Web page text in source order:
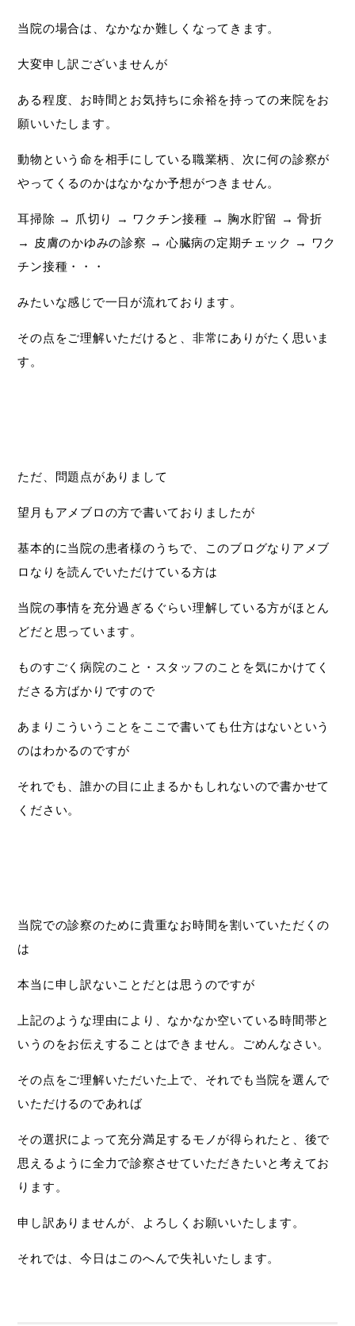
当院の場合は、なかなか難しくなってきます。
大変申し訳ございませんが
ある程度、お時間とお気持ちに余裕を持っての来院をお
願いいたします。
動物という命を相手にしている職業柄、次に何の診察が
やってくるのかはなかなか予想がつきません。
耳掃除 → 爪切り → ワクチン接種 → 胸水貯留 → 骨折
→ 皮膚のかゆみの診察 → 心臓病の定期チェック → ワク
チン接種・・・
みたいな感じで一日が流れております。
その点をご理解いただけると、非常にありがたく思いま
す。
ただ、問題点がありまして
望月もアメブロの方で書いておりましたが
基本的に当院の患者様のうちで、このブログなりアメブ
ロなりを読んでいただけている方は
当院の事情を充分過ぎるぐらい理解している方がほとん
どだと思っています。
ものすごく病院のこと・スタッフのことを気にかけてく
ださる方ばかりですので
あまりこういうことをここで書いても仕方はないという
のはわかるのですが
それでも、誰かの目に止まるかもしれないので書かせて
ください。
当院での診察のために貴重なお時間を割いていただくの
は
本当に申し訳ないことだとは思うのですが
上記のような理由により、なかなか空いている時間帯と
いうのをお伝えすることはできません。ごめんなさい。
その点をご理解いただいた上で、それでも当院を選んで
いただけるのであれば
その選択によって充分満足するモノが得られたと、後で
思えるように全力で診察させていただきたいと考えてお
ります。
申し訳ありませんが、よろしくお願いいたします。
それでは、今日はこのへんで失礼いたします。